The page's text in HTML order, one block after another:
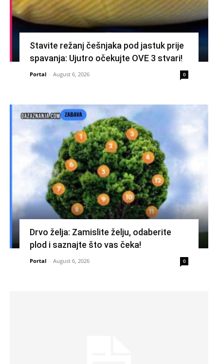
Stavite režanj češnjaka pod jastuk prije
spavanja: Ujutro očekujte OVE 3 stvari!
Portal - August 6, 2026 0
Drvo želja: Zamislite želju, odaberite
plod i saznajte što vas čeka!
Portal - August 6, 2026 0